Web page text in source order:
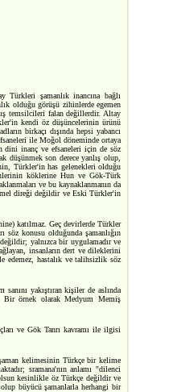
Türkleri şamanlık inancına bağlı
olduğu görüşü zihinlerde egemen
temsilcileri falan değillerdir. Altay
kendi öz düşüncelerinin ürünü
birkaçı dışında hepsi yabancı
ile Moğol döneminde ortaya
dini inanç ve efsaneleri için de söz
düşünmek son derece yanlış olup,
Türkler'in has gelenekleri olduğu
köklerine Hun ve Gök-Türk
ve bu kaynaklanmanın da
direği değildir ve Eski Türkler'in
katılmaz. Geç devirlerde Türkler
söz konusu olduğunda şamanlığın
yalnızca bir uygulamadır ve
insanların dert ve dileklerini
edemez, hastalık ve talihsizlik söz
yakıştıran kişiler de aslında
Bir örnek olarak Medyum Memiş
ve Gök Tanrı kavramı ile ilgisi
kelimesinin Türkçe bir kelime
sramana'nın anlamı ''dilenci
kesinlikle öz Türkçe değildir ve
büyücü şamanlarla herhangi bir